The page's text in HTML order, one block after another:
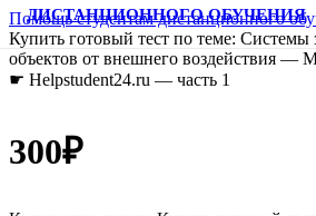
ДИСТАНЦИОННОГО ОБУЧЕНИЯ
Помощь студентам дистанционного
Купить готовый тест по теме:
объектов от внешнего воздействия
☛ Helpstudent24.ru — часть 1
300₽